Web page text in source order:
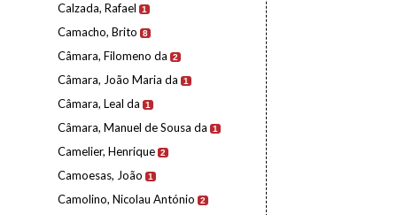
Calzada, Rafael 1
Camacho, Brito 8
Câmara, Filomeno da 2
Câmara, João Maria da 1
Câmara, Leal da 1
Câmara, Manuel de Sousa da 1
Camelier, Henrique 2
Camoesas, João 1
Camolino, Nicolau António 2